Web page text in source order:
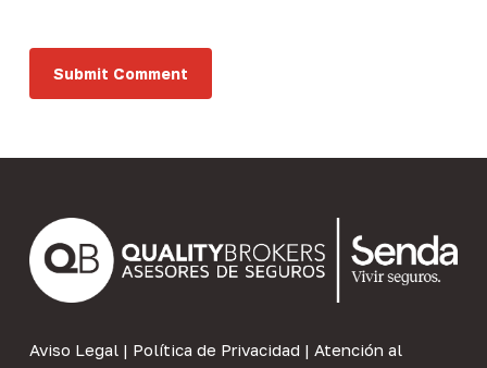
Aviso Legal| Política de Privacidad | Atención al